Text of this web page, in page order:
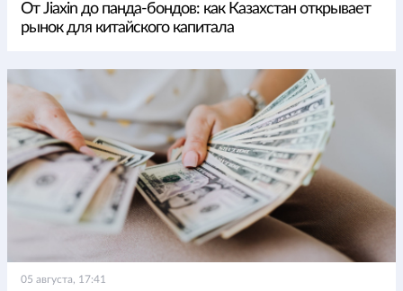
От Jiaxin до панда-бондов: как Казахстан открывает
рынок для китайского капитала
05 августа, 17:41